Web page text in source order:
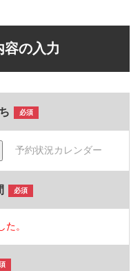
容の入力
必須
予約状況カレンダー
必須
た。